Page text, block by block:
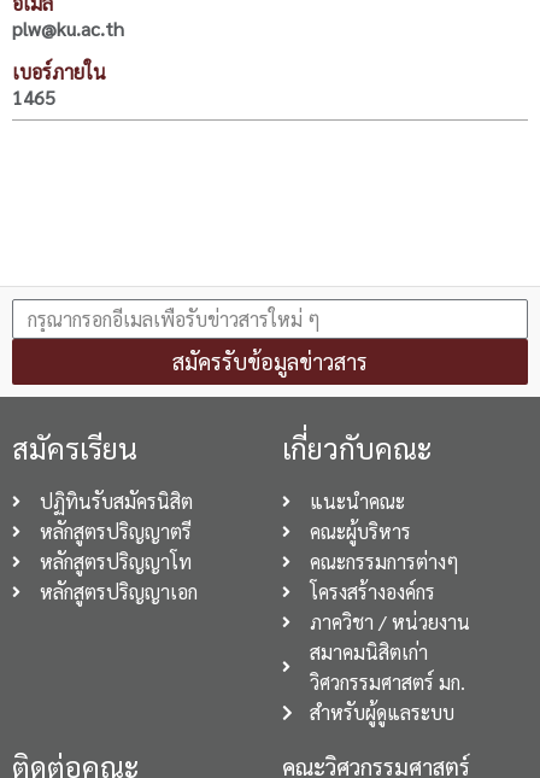
plw@ku.ac.th
เบอร์ภายใน
1465
สมัครรับข้อมูลข่าวสาร
สมัครเรียน
ปฏิทินรับสมัครนิสิต
หลักสูตรปริญญาตรี
หลักสูตรปริญญาโท
หลักสูตรปริญญาเอก
เกี่ยวกับคณะ
แนะนำคณะ
คณะผู้บริหาร
คณะกรรมการต่างๆ
โครงสร้างองค์กร
ภาควิชา / หน่วยงาน
สมาคมนิสิตเก่า
วิศวกรรมศาสตร์ มก.
สำหรับผู้ดูแลระบบ
ติดต่อคณะ คณะวิศวกรรมศาสตร์